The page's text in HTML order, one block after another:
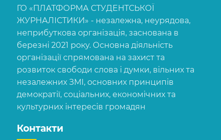
ГО «ПЛАТФОРМА СТУДЕНТСЬКОЇ
ЖУРНАЛІСТИКИ» - незалежна, неурядова,
неприбуткова організація, заснована в
березні 2021 року. Основна діяльність
організації спрямована на захист та
розвиток свободи слова і думки, вільних та
незалежних ЗМІ, основних принципів
демократії, соціальних, економічних та
культурних інтересів громадян
Контакти